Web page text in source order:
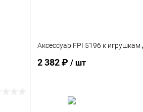
Аксессуар FPI 5196 к
2 382 ₽ / шт